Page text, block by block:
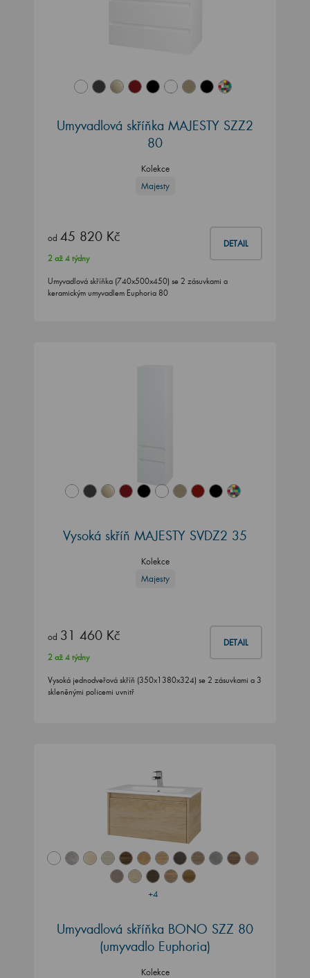
Umyvadlová skříňka MAJESTY SZZ2
80
Kolekce
Majesty
od 45 820 Kč DETAIL
2 až 4 týdny
Umyvadlová skříňka (740x500x450) se 2 zásuvkami a
keramickým umyvadlem Euphoria 80
Vysoká skříň MAJESTY SVDZ2 35
Kolekce
Majesty
od 31 460 Kč DETAIL
2 až 4 týdny
Vysoká jednodveřová skříň (350x1380x324) se 2 zásuvkami a 3
skleněnými policemi uvnitř
+4
Umyvadlová skříňka BONO SZZ 80
(umyvadlo Euphoria)
Kolekce